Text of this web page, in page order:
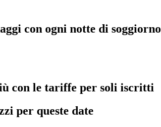
con ogni notte di soggiorno
con le tariffe per soli iscritti
per queste date